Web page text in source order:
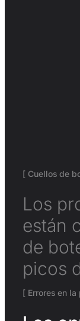
[ Cuellos de
Los
están
de
picos
[ Errores en